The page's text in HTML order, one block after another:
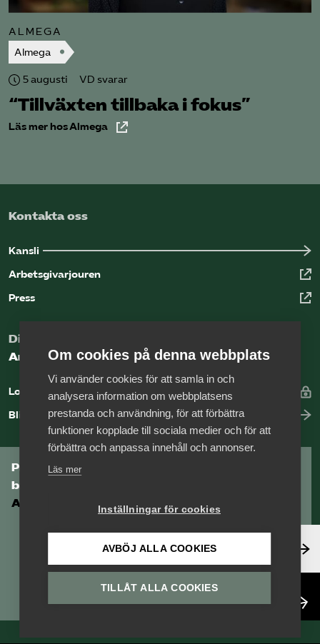
ALMEGA
Almega
5 augusti VD svarar
“Tillväxten tillbaka i fokus”
Läs mer hos Almega
Kontakta oss
Kansli
Arbetsgivarjouren
Press
Digital kunskapsbank för arbetsgivare
Arbetsgivarguiden
Logga in
Bli medlem
Prenumerera på Tågföretagens
branschnyhetsbrev
Aktuell info direkt i din inkorg.
Anmäl dig här
Om cookies på denna webbplats
Vi använder cookies för att samla in och
analysera information om webbplatsens
prestanda och användning, för att förbättra
funktioner kopplade till sociala medier och för att
förbättra och anpassa innehåll och annonser.
Läs mer
Inställningar för cookies
AVBÖJ ALLA COOKIES
TILLÅT ALLA COOKIES